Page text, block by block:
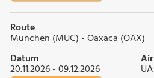
Route
München (MUC) - Oaxaca (OAX)
Datum
20.11.2026 - 09.12.2026 UA